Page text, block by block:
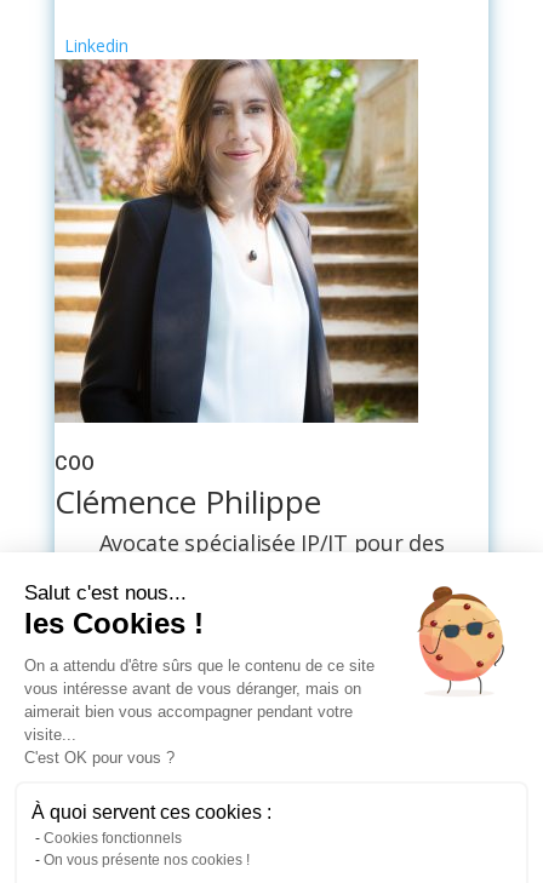
Linkedin
COO
Clémence Philippe
Avocate spécialisée IP/IT pour des
français (EY, Clifford Chance LLP, Stehlin &
Associés), elle a fondé le cabinet Welaw en
Janvier 2014 puis Examin.
Clémence assure la composante
Linkedin
Salut c'est nous...
les Cookies !
On a attendu d'être sûrs que le contenu de ce site
vous intéresse avant de vous déranger, mais on
aimerait bien vous accompagner pendant votre
visite...
C'est OK pour vous ?
À quoi servent ces cookies :
Cookies fonctionnels
On vous présente nos cookies !